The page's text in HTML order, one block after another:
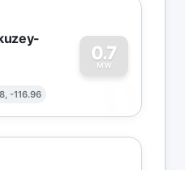
-116.96
0.7
MW
0